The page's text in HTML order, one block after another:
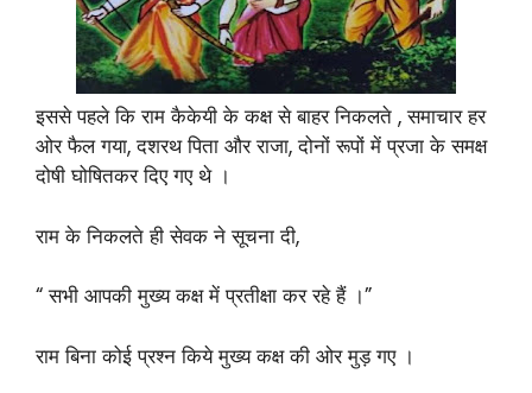
इससे पहले कि राम कैकेयी के कक्ष से बाहर निकलते , समाचार हर
ओर फैल गया, दशरथ पिता और राजा, दोनों रूपों में प्रजा के समक्ष
दोषी घोषितकर दिए गए थे ।
राम के निकलते ही सेवक ने सूचना दी,
“ सभी आपकी मुख्य कक्ष में प्रतीक्षा कर रहे हैं ।”
राम बिना कोई प्रश्न किये मुख्य कक्ष की ओर मुड़ गए ।